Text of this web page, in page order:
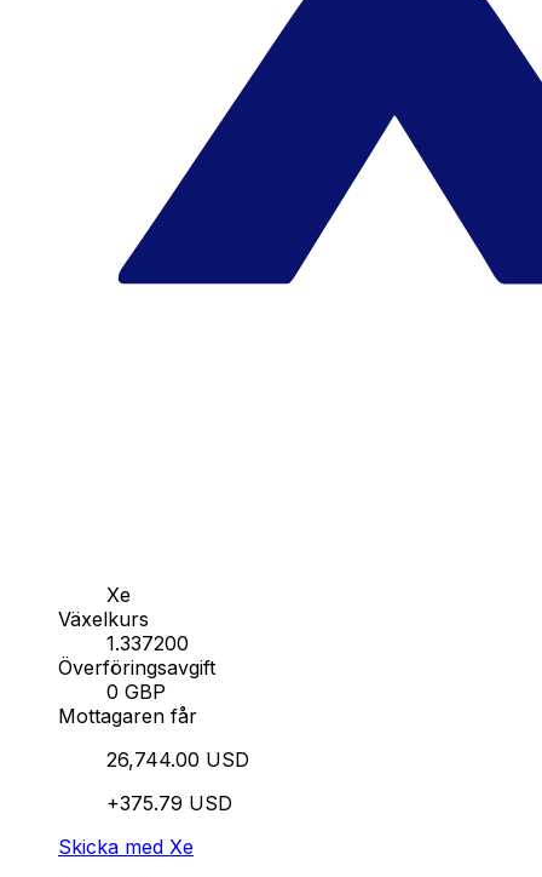
Xe
Växelkurs
1.337200
Överföringsavgift
0 GBP
Mottagaren får
26,744.00 USD
+375.79 USD
Skicka med Xe